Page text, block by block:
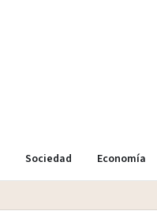
Sociedad Economía